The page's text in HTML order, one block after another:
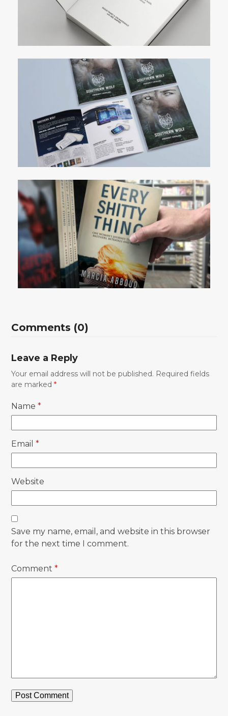
Stop Marketing, Start Selling
The Southern Wolf
Comments (0)
Leave a Reply
Your email address will not be published. Required fields
are marked*
Name*
Email*
Website
Save my name, email, and website in this browser
for the next time I comment.
Comment*